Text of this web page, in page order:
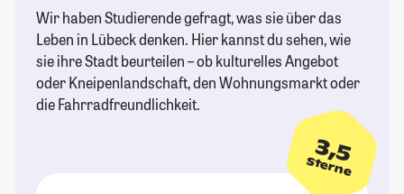
Wir haben Studierende gefragt, was sie über das
Leben in Lübeck denken. Hier kannst du sehen, wie
sie ihre Stadt beurteilen – ob kulturelles Angebot
oder Kneipenlandschaft, den Wohnungsmarkt oder
die Fahrradfreundlichkeit.
3,5
Sterne